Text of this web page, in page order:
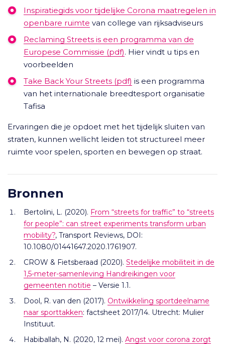
Inspiratiegids voor tijdelijke Corona maatregelen in
openbare ruimte van college van rijksadviseurs
Reclaming Streets is een programma van de
Europese Commissie (pdf). Hier vindt u tips en
voorbeelden
Take Back Your Streets (pdf) is een programma
van het internationale breedtesport organisatie
Tafisa
Ervaringen die je opdoet met het tijdelijk sluiten van
straten, kunnen wellicht leiden tot structureel meer
ruimte voor spelen, sporten en bewegen op straat.
Bronnen
Bertolini, L. (2020). From “streets for traffic” to “streets
for people”: can street experiments transform urban
mobility?, Transport Reviews, DOI:
10.1080/01441647.2020.1761907.
CROW & Fietsberaad (2020). Stedelijke mobiliteit in de
1,5-meter-samenleving Handreikingen voor
gemeenten notitie – Versie 1.1.
Dool, R. van den (2017). Ontwikkeling sportdeelname
naar sporttakken: factsheet 2017/14. Utrecht: Mulier
Instituut.
Habiballah, N. (2020, 12 mei). Angst voor corona zorgt